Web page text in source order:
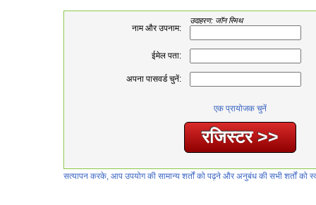
नाम और उपनाम:
उदाहरण: जॉन स्मिथ
ईमेल पता:
अपना पासवर्ड चुनें:
एक प्रायोजक चुनें
सत्यापन करके, आप उपयोग की सामान्य शर्तों को पढ़ने और अनुबंध की सभी शर्तों को